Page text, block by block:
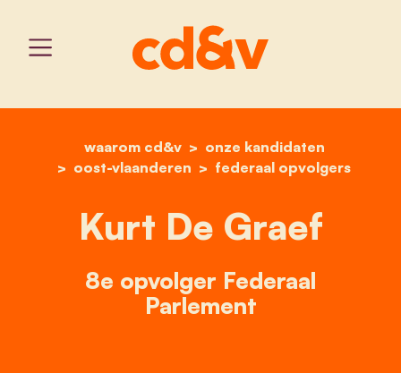
home
waarom cd&v
onze kandidaten
oost-vlaanderen
federaal opvolgers
kurt de graef
Kurt De Graef
8e opvolger Federaal
Parlement